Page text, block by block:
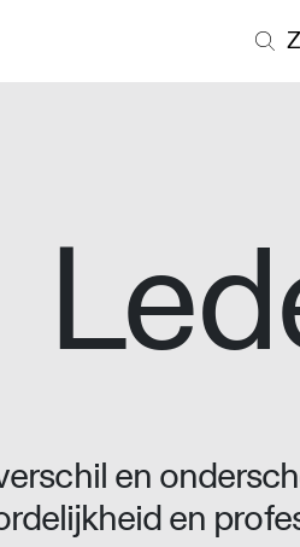
en
en